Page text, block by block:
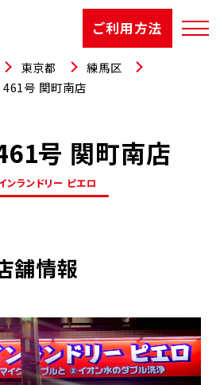
ご利用方法
店舗検索
選ばれる理由
お知らせ
お役立コラム
よくあるご質問
東京都
練馬区
461号 関町南店
号 関町南店
ンランドリー ピエロ
舗情報